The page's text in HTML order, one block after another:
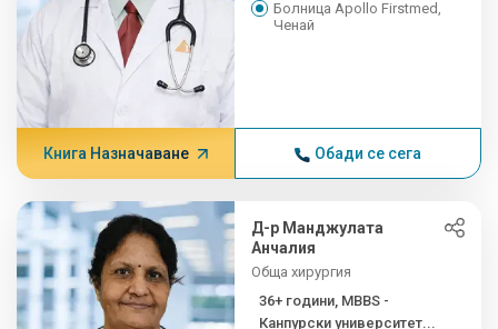
Болница Apollo Firstmed,
Ченай
Книга Назначаване Обади се сега
Д-р Манджулата
Анчалия
Обща хирургия
36+ години, MBBS -
Канпурски университет...